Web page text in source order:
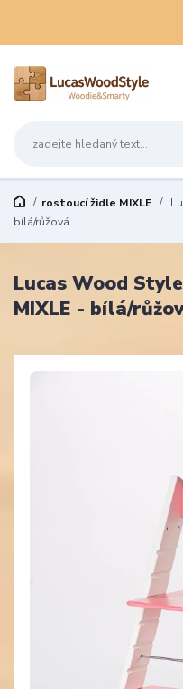
rostoucí židle MIXLE
bílá/růžová
Lucas Wood
MIXLE - bílá/